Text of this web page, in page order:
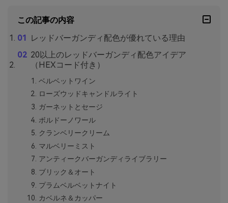
この記事の内容
レッドバーガンディ配色が優れている理由
20以上のレッドバーガンディ配色アイデア
（HEXコード付き）
ベルベットワイン
ローズウッドキャンドルライト
ガーネットとセージ
ボルドーノワール
クランベリークリーム
マルベリーミスト
アンティークバーガンディライブラリー
ブリック＆オート
プラムベルベットナイト
カベルネ＆カッパー